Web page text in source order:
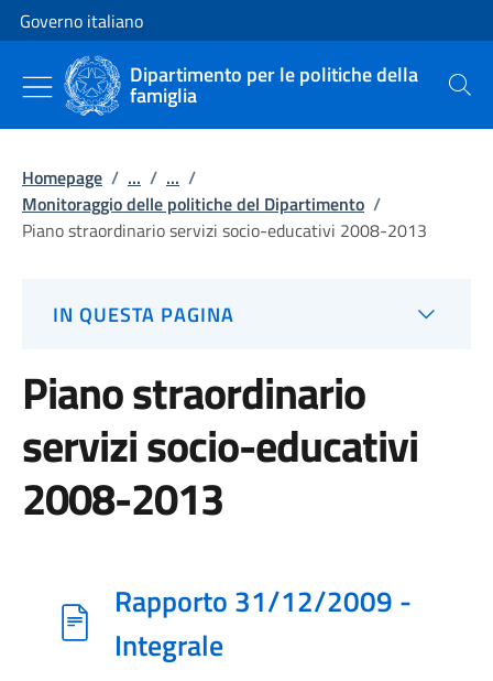
Vai al contenuto
Vai alla navigazione del sito
Governo italiano
Dipartimento per le politiche della
famiglia Cerca
Homepage / ... / ... /
Monitoraggio delle politiche del Dipartimento /
Piano straordinario servizi socio-educativi 2008-2013
IN QUESTA PAGINA
Piano straordinario
servizi socio-educativi
2008-2013
Rapporto 31/12/2009 -
Integrale